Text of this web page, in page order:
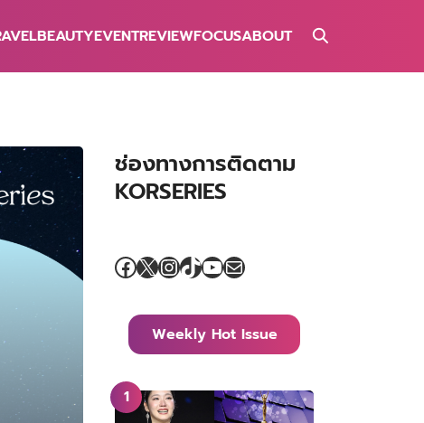
BEAUTYEVENTREVIEWFOCUSABOUT
ช่องทางการติดตาม
KORSERIES
Facebook
X Instagram
TikTok
YouTube
Mail
Weekly Hot Issue